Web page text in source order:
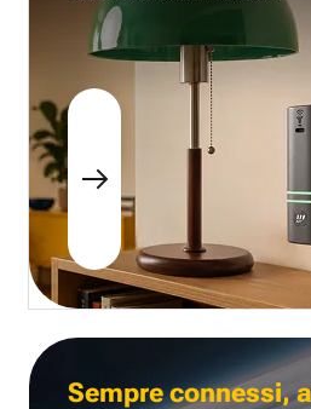
Sempre connessi,